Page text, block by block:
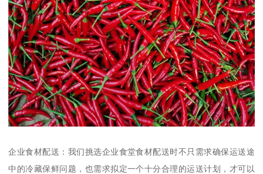
企业食材配送：我们挑选企业食堂食材配送时不只需求确保运送途
中的冷藏保鲜问题，也需求拟定一个十分合理的运送计划，才可以